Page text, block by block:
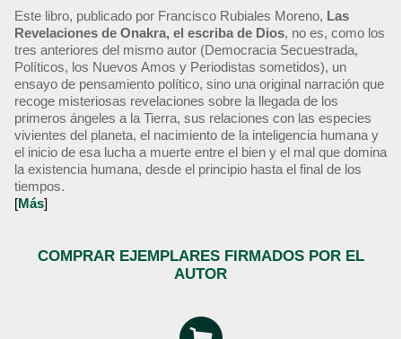
Este libro, publicado por Francisco Rubiales Moreno, Las
Revelaciones de Onakra, el escriba de Dios, no es, como los
tres anteriores del mismo autor (Democracia Secuestrada,
Políticos, los Nuevos Amos y Periodistas sometidos), un
ensayo de pensamiento político, sino una original narración que
recoge misteriosas revelaciones sobre la llegada de los
primeros ángeles a la Tierra, sus relaciones con las especies
vivientes del planeta, el nacimiento de la inteligencia humana y
el inicio de esa lucha a muerte entre el bien y el mal que domina
la existencia humana, desde el principio hasta el final de los
tiempos.
[Más]
COMPRAR EJEMPLARES FIRMADOS POR EL
AUTOR